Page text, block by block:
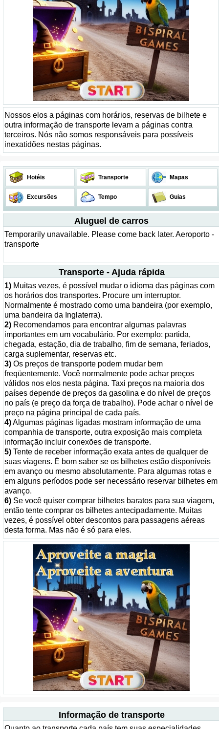
Nossos elos a páginas com horários, reservas de bilhete e
outra informação de transporte levam a páginas contra
terceiros. Nós não somos responsáveis para possíveis
inexatidões nestas páginas.
Hotéis Transporte Mapas
Excursões Tempo Guias
Aluguel de carros
Temporarily unavailable. Please come back later. Aeroporto -
transporte
Transporte - Ajuda rápida
1) Muitas vezes, é possível mudar o idioma das páginas com
os horários dos transportes. Procure um interruptor.
Normalmente é mostrado como uma bandeira (por exemplo,
uma bandeira da Inglaterra).
2) Recomendamos para encontrar algumas palavras
importantes em um vocabulário. Por exemplo: partida,
chegada, estação, dia de trabalho, fim de semana, feriados,
carga suplementar, reservas etc.
3) Os preços de transporte podem mudar bem
freqüentemente. Você normalmente pode achar preços
válidos nos elos nesta página. Taxi preços na maioria dos
países depende de preços da gasolina e do nível de preços
no país (e preço da força de trabalho). Pode achar o nível de
preço na página principal de cada país.
4)Algumas páginas ligadas mostram informação de uma
companhia de transporte, outra exposição mais completa
informação incluir conexões de transporte.
5) Tente de receber informação exata antes de qualquer de
suas viagens. É bom saber se os bilhetes estão disponíveis
em avanço ou mesmo absolutamente. Para algumas rotas e
em alguns períodos pode ser necessário reservar bilhetes em
avanço.
6) Se você quiser comprar bilhetes baratos para sua viagem,
então tente comprar os bilhetes antecipadamente. Muitas
vezes, é possível obter descontos para passagens aéreas
desta forma. Mas não é só para eles.
Informação de transporte